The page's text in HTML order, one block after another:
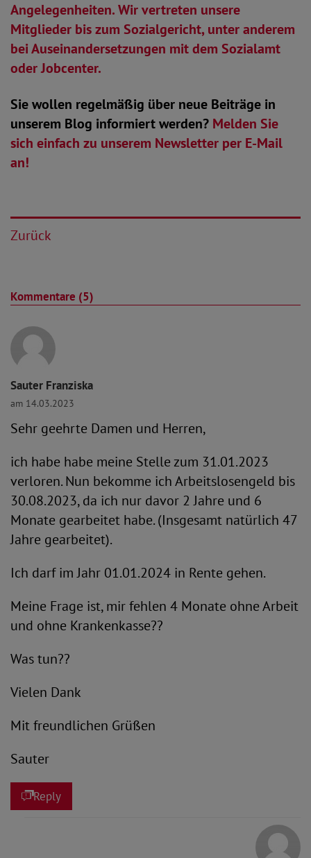
Angelegenheiten. Wir vertreten unsere
Mitglieder bis zum Sozialgericht, unter anderem
bei Auseinandersetzungen mit dem Sozialamt
oder Jobcenter.
Sie wollen regelmäßig über neue Beiträge in
unserem Blog informiert werden? Melden Sie
sich einfach zu unserem Newsletter per E-Mail
an!
Zurück
Kommentare (5)
Sauter Franziska
am 14.03.2023
Sehr geehrte Damen und Herren,
ich habe habe meine Stelle zum 31.01.2023
verloren. Nun bekomme ich Arbeitslosengeld bis
30.08.2023, da ich nur davor 2 Jahre und 6
Monate gearbeitet habe. (Insgesamt natürlich 47
Jahre gearbeitet).
Ich darf im Jahr 01.01.2024 in Rente gehen.
Meine Frage ist, mir fehlen 4 Monate ohne Arbeit
und ohne Krankenkasse??
Was tun??
Vielen Dank
Mit freundlichen Grüßen
Sauter
Reply